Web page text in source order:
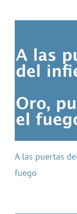
A las puertas
fuego